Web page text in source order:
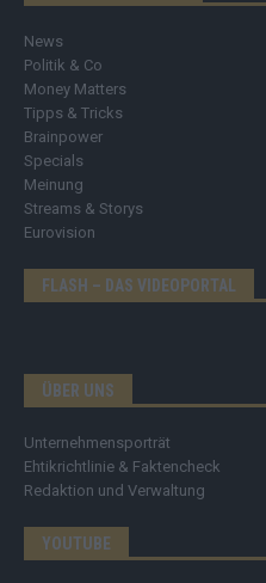
News
Politik & Co
Money Matters
Tipps & Tricks
Brainpower
Specials
Meinung
Streams & Storys
Eurovision
FLASH – DAS VIDEOPORTAL
ÜBER UNS
Unternehmensporträt
Ehtikrichtlinie & Faktencheck
Redaktion und Verwaltung
YOUTUBE